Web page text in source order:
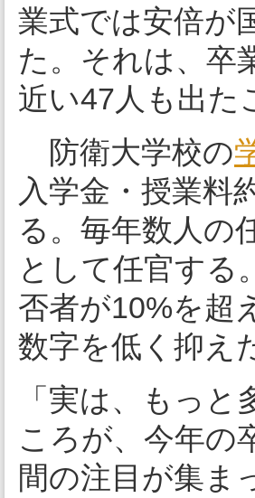
業式では安倍が
た。それは、卒
近い47人も出た
防衛大学校の
入学金・授業料
る。毎年数人の
として任官する
否者が10%を超
数字を低く抑え
「実は、もっ
ころが、今年の
間の注目が集ま